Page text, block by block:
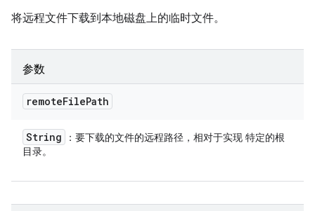
将远程文件下载到本地磁盘上的临时文件。
参数
remoteFilePath
String
：要下载的文件的远程路径，相对于实现 特定的根
目录。